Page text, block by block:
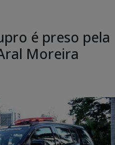
é preso pela
Moreira